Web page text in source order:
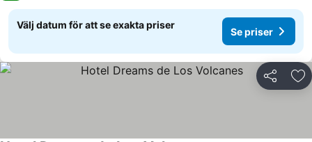
Välj datum för att se exakta priser
Se priser
Dela